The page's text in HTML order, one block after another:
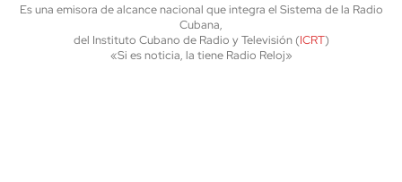
Es una emisora de alcance nacional que integra el Sistema de la Radio
Cubana,
del Instituto Cubano de Radio y Televisión (ICRT)
«Si es noticia, la tiene Radio Reloj»